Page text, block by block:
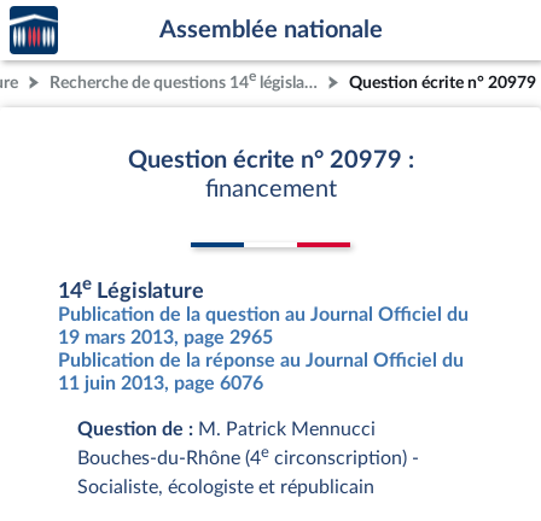
Aller au contenu
Aller en bas de la page
Accèder
à la
page
d'accueil
Assemblée nationale
Recherche de questions 14e législature Question écrite n° 20979
Question écrite n° 20979 :
financement
14e Législature
Publication de la question au Journal Officiel du
19 mars 2013, page 2965
Publication de la réponse au Journal Officiel du
11 juin 2013, page 6076
Question de : M. Patrick Mennucci
Bouches-du-Rhône (4e circonscription) -
Socialiste, écologiste et républicain